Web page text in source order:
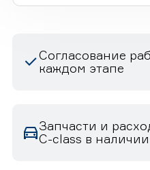
Согласование
каждом этапе
Запчасти и
C-class в наличии